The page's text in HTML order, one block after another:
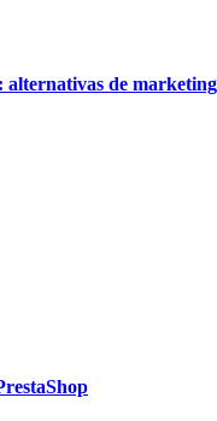
alternativas de marketing